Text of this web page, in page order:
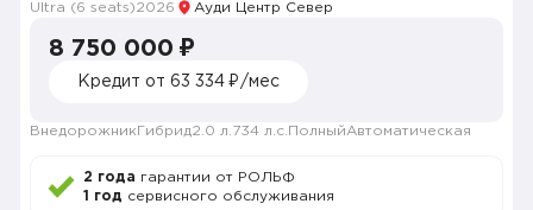
Ultra (6 seats)2026 Ауди Центр Север
8 750 000 ₽
Кредит от 63 334 ₽/мес
Внедорожник Гибрид2.0 л. 734 л.с. ПолныйАвтоматическая
2 года гарантии от РОЛЬФ
1 год сервисного обслуживания